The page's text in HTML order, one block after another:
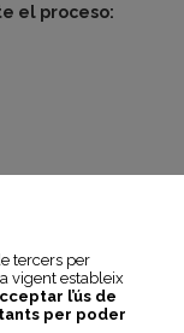
el proceso:
ningún coste
tenso la
mediante la
hacer, a partir de tu
tercers per
vigent estableix
l’ús de
per poder